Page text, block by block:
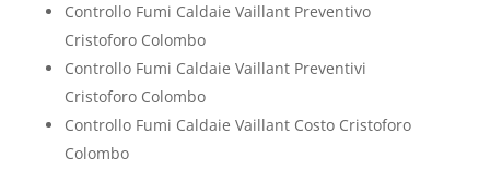
Controllo Fumi Caldaie Vaillant Preventivo
Cristoforo Colombo
Controllo Fumi Caldaie Vaillant Preventivi
Cristoforo Colombo
Controllo Fumi Caldaie Vaillant Costo Cristoforo
Colombo